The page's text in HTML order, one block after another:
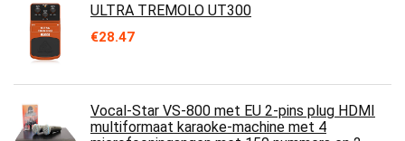
ULTRA TREMOLO UT300
€28.47
Vocal-Star VS-800 met EU 2-pins plug HDMI
multiformaat karaoke-machine met 4